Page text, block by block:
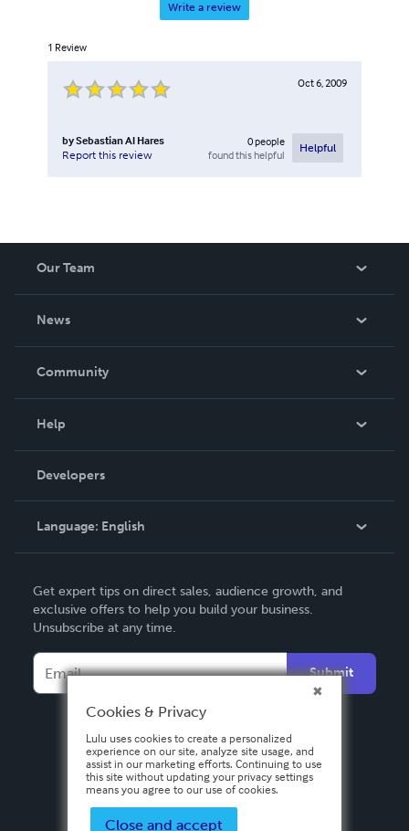
Write a review
1 Review
Oct 6, 2009
bySebastian Al Hares
Report this review
0people
found this helpful
Helpful
Our Team
News
In The News
Community
Podcast
Help
Order Lookup
Knowledge Base
Contact Support
Developers
Language: English
Deutsch
Français
Español
Get expert tips on direct sales, audience growth, and
exclusive offers to help you build your business.
Unsubscribe at any time.
Submit
Cookies & Privacy
Lulu uses cookies to create a personalized
experience on our site, analyze site usage, and
assist in our marketing efforts. Continuing to use
this site without updating your privacy settings
means you agree to our use of cookies.
Close and accept